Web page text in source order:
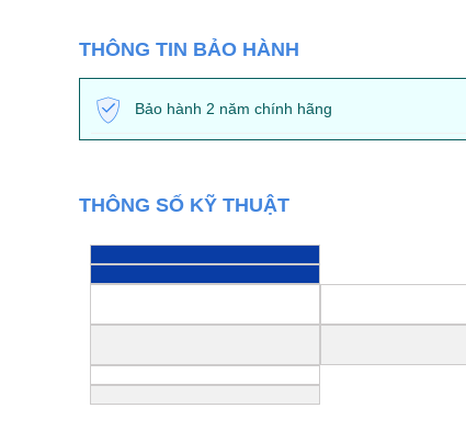
THÔNG TIN BẢO HÀNH
Bảo hành 2 năm chính hãng
THÔNG SỐ KỸ THUẬT